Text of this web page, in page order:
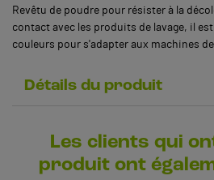
Revêtu de poudre pour résister à la
contact avec les produits de lavage, il
couleurs pour s'adapter aux machines de
Détails du produit
Les clients qui
produit ont